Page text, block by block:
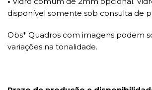
disponível somente sob consulta de
Obs* Quadros com imagens podem
variações na tonalidade.